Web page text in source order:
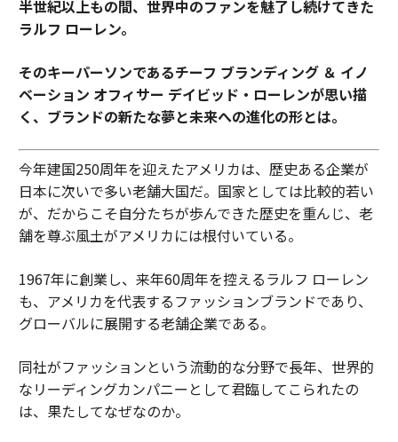
半世紀以上もの間、世界中のファンを魅了し続けてきた
ラルフ ローレン。
そのキーパーソンであるチーフ ブランディング ＆ イノ
ベーション オフィサー デイビッド・ローレンが思い描
く、ブランドの新たな夢と未来への進化の形とは。
今年建国250周年を迎えたアメリカは、歴史ある企業が
日本に次いで多い老舗大国だ。国家としては比較的若い
が、だからこそ自分たちが歩んできた歴史を重んじ、老
舗を尊ぶ風土がアメリカには根付いている。
1967年に創業し、来年60周年を控えるラルフ ローレン
も、アメリカを代表するファッションブランドであり、
グローバルに展開する老舗企業である。
同社がファッションという流動的な分野で長年、世界的
なリーディングカンパニーとして君臨してこられたの
は、果たしてなぜなのか。